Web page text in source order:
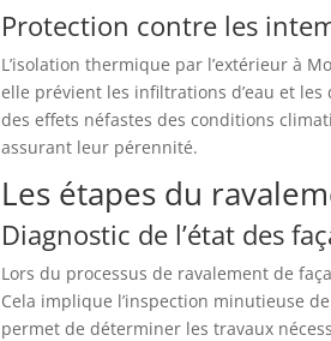
Protection contre les
L’isolation thermique par l’extérieur à
elle prévient les infiltrations d’eau et
des effets néfastes des conditions
assurant leur pérennité.
Les étapes du
Diagnostic de l’état des
Lors du processus de ravalement de
Cela implique l’inspection minutieuse
permet de déterminer les travaux